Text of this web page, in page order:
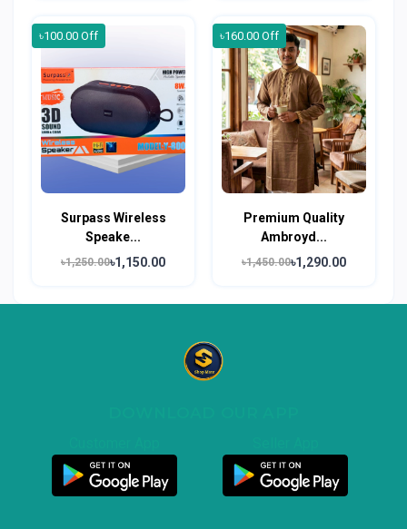
৳100.00 Off
Surpass Wireless
Speake...
৳1,250.00৳1,150.00
৳160.00 Off
Premium Quality
Ambroyd...
৳1,450.00৳1,290.00